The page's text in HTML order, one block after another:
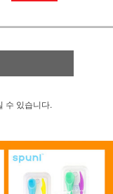
수 있습니다.